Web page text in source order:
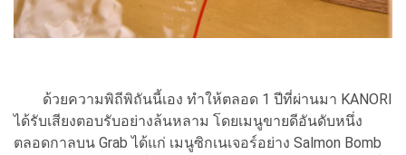
ด้วยความพิถีพิถันนี้เอง ทำให้ตลอด 1 ปีที่ผ่านมา KANORI
ได้รับเสียงตอบรับอย่างล้นหลาม โดยเมนูขายดีอันดับหนึ่ง
ตลอดกาลบน Grab ได้แก่ เมนูซิกเนเจอร์อย่าง Salmon Bomb